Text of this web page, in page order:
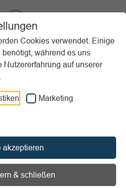
Cookies verwendet. Einige
während es uns
Nutzererfahrung auf unserer
Marketing
akzeptieren
& schließen
Digitalisierung
Mail-Vereins-Newsletter
öffnen
/ Social Media